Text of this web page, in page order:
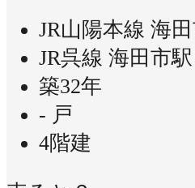
JR山陽本線 海
JR呉線 海田市
築32年
- 戸
4階建